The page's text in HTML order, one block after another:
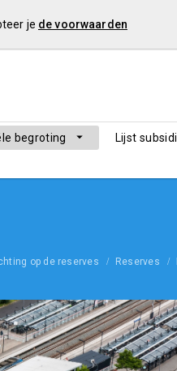
je de voorwaarden
begroting
Lijst
op de reserves Reserves